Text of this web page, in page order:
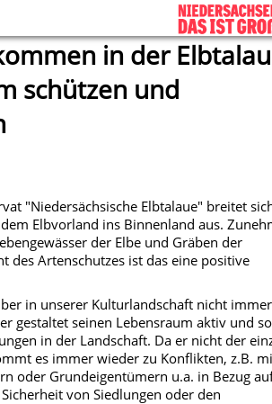
in der
schützen und
"Niedersächsische Elbtalaue" breitet
Elbvorland ins Binnenland aus.
der Elbe und Gräben der
des Artenschutzes ist das eine positive
in unserer Kulturlandschaft nicht immer
gestaltet seinen Lebensraum aktiv und
in der Landschaft. Da er nicht der
es immer wieder zu Konflikten, z.B.
oder Grundeigentümern u.a. in Bezug
von Siedlungen oder den